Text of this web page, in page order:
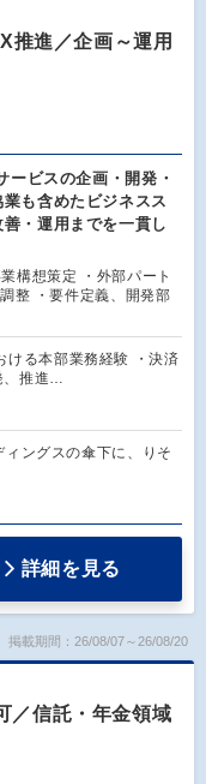
推進／企画～運用
ービスの企画・開発・
も含めたビジネスス
・運用までを一貫し
構想策定 ・外部パート
整 ・要件定義、開発部
ける本部業務経験 ・決済
、推進…
ィングスの傘下に、りそ
詳細を見る
掲載期間：26/08/07～26/08/20
／信託・年金領域